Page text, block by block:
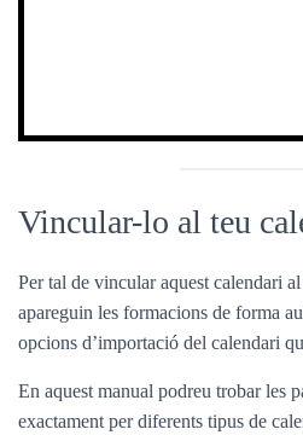
Vincular-lo al teu
Per tal de vincular aquest calendari
apareguin les formacions de forma
opcions d’importació del calendari
En aquest manual podreu trobar les
exactament per diferents tipus de